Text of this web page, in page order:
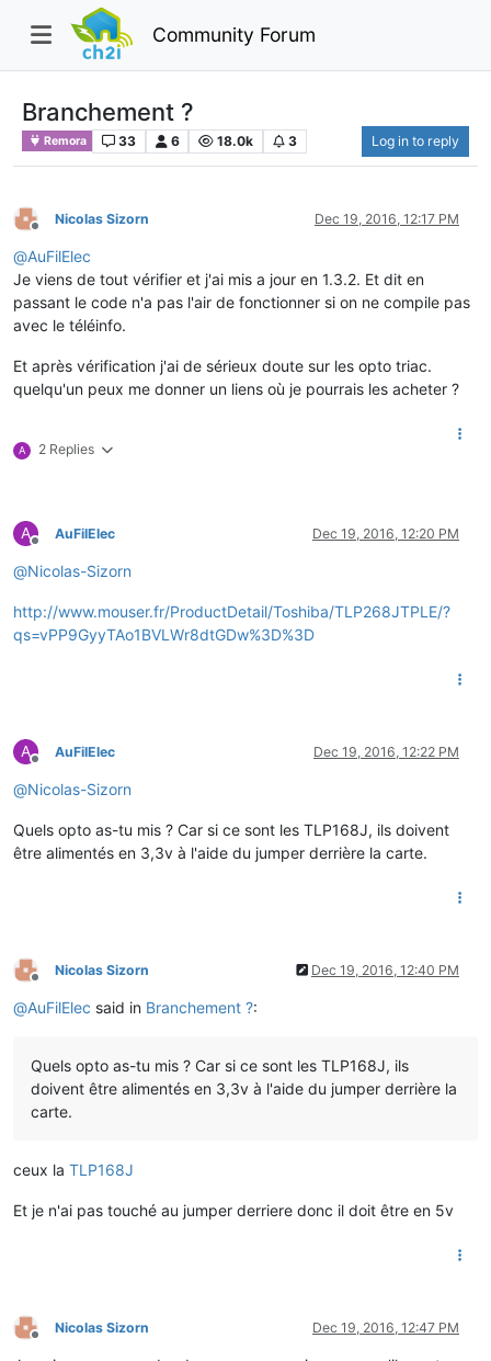
Community Forum
Branchement ?
Remora 33 6 18.0k 3 Log in to reply
Offline
Nicolas Sizorn Dec 19, 2016, 12:17 PM
@AuFilElec
Je viens de tout vérifier et j'ai mis a jour en 1.3.2. Et dit en
passant le code n'a pas l'air de fonctionner si on ne compile pas
avec le téléinfo.
Et après vérification j'ai de sérieux doute sur les opto triac.
quelqu'un peux me donner un liens où je pourrais les acheter ?
A 2 Replies
A
Offline
AuFilElec Dec 19, 2016, 12:20 PM
@Nicolas-Sizorn
http://www.mouser.fr/ProductDetail/Toshiba/TLP268JTPLE/?
qs=vPP9GyyTAo1BVLWr8dtGDw%3D%3D
A
Offline
AuFilElec Dec 19, 2016, 12:22 PM
@Nicolas-Sizorn
Quels opto as-tu mis ? Car si ce sont les TLP168J, ils doivent
être alimentés en 3,3v à l'aide du jumper derrière la carte.
Offline
Nicolas Sizorn Dec 19, 2016, 12:40 PM
@AuFilElec said in Branchement ?:
Quels opto as-tu mis ? Car si ce sont les TLP168J, ils
doivent être alimentés en 3,3v à l'aide du jumper derrière la
carte.
ceux la TLP168J
Et je n'ai pas touché au jumper derriere donc il doit être en 5v
Offline
Nicolas Sizorn Dec 19, 2016, 12:47 PM